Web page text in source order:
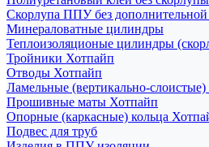
Скорлупа ППУ без дополнительной
Минераловатные цилиндры
Теплоизоляционые цилиндры
Тройники Хотпайп
Отводы Хотпайп
Ламельные (вертикально-
Прошивные маты Хотпайп
Опорные (каркасные) кольца
Подвес для труб